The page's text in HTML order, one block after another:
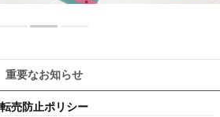
重要なお知らせ
転売防止ポリシー